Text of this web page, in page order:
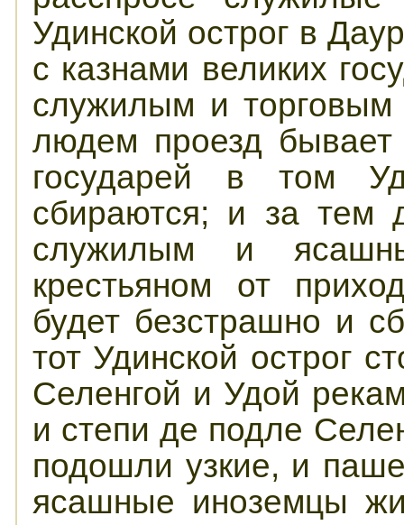
Удинской острог в
с казнами великих
служилым и
людем проезд
государей в том
сбираются; и за тем
служилым и
крестьяном от
будет безстрашно и
тот Удинской острог
Селенгой и Удой
и степи де подле
подошли узкие, и
ясашные иноземцы